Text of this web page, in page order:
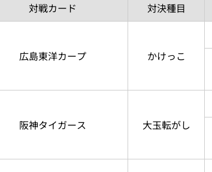
対戦カード 対決種目
広島東洋カープ
かけっこ
阪神タイガース
大玉転がし